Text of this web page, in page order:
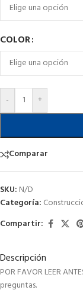
COLOR
- +
Comparar
SKU: N/D
Categoría:
Compartir:
Descripción
POR FAVOR LEER
preguntas.